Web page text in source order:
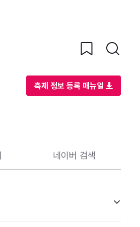
축제 정보 등록 매뉴얼
네이버 검색